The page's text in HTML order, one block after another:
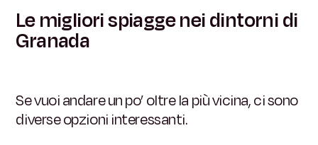
Le migliori spiagge nei dintorni di
Granada
Se vuoi andare un po’ oltre la più vicina, ci sono
diverse opzioni interessanti.